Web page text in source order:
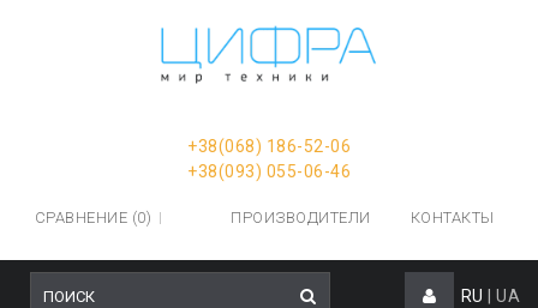
+38(068) 186-52-06
+38(093) 055-06-46
СРАВНЕНИЕ (0) ПРОИЗВОДИТЕЛИ КОНТАКТЫ
RU UA